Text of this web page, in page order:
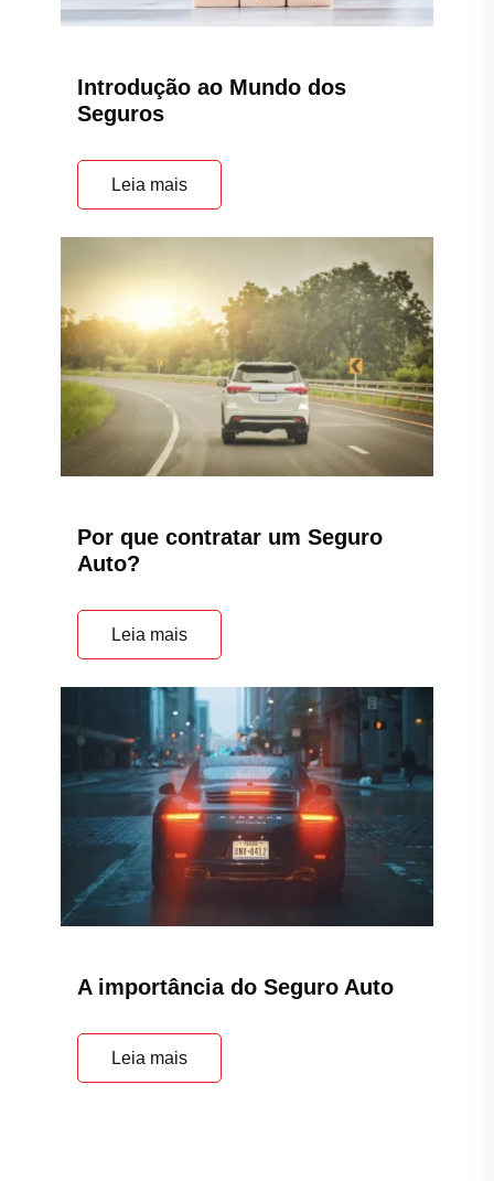
Introdução ao Mundo dos
Seguros
Leia mais
Por que contratar um Seguro
Auto?
Leia mais
A importância do Seguro Auto
Leia mais